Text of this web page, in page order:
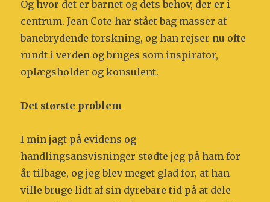
Og hvor det er barnet og dets behov, der er i
centrum. Jean Cote har stået bag masser af
banebrydende forskning, og han rejser nu ofte
rundt i verden og bruges som inspirator,
oplægsholder og konsulent.
Det største problem
I min jagt på evidens og
handlingsansvisninger stødte jeg på ham for
år tilbage, og jeg blev meget glad for, at han
ville bruge lidt af sin dyrebare tid på at dele